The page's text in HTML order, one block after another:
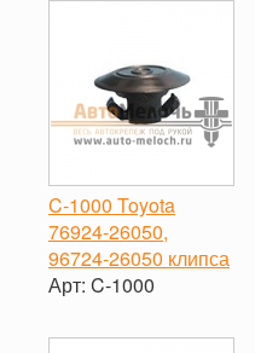
C-1000 Toyota
76924-26050,
96724-26050 клипса
Арт: C-1000
-
+